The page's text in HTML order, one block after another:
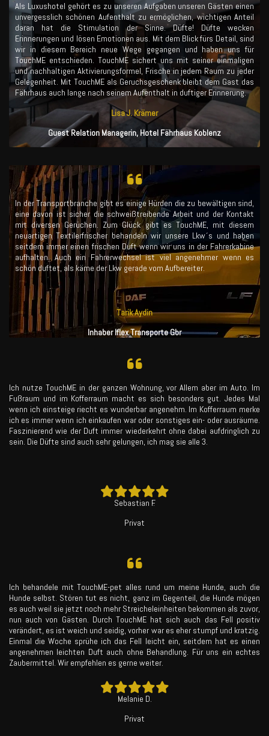
Als Luxushotel gehört es zu unseren Aufgaben unseren Gästen einen
unvergesslich schönen Aufenthalt zu ermöglichen, wichtigen Anteil
daran hat die Stimulation der Sinne. Düfte! Düfte wecken
Erinnerungen und lösen Emotionen aus. Mit dem Blick fürs Detail, sind
wir in diesem Bereich neue Wege gegangen und haben uns für
TouchME entschieden. TouchME sichert uns mit seiner einmaligen
und nachhaltigen Aktivierungsformel, Frische in jedem Raum zu jeder
Gelegenheit. Mit TouchME als Geruchsgeschenk bleibt dem Gast das
Fährhaus auch lange nach seinem Aufenthalt in duftiger Erinnerung.
Lisa J. Krämer
Guest Relation Managerin, Hotel Fährhaus Koblenz
In der Transportbranche gibt es einige Hürden die zu bewältigen sind,
eine davon ist sicher die schweißtreibende Arbeit und der Kontakt
mit diversen Gerüchen. Zum Glück gibt es TouchME, mit diesem
neuartigen Textilerfrischer behandeln wir unsere Lkw´s und haben
seitdem immer einen frischen Duft wenn wir uns in der Fahrerkabine
aufhalten. Auch ein Fahrerwechsel ist viel angenehmer wenn es
schön duftet, als käme der Lkw gerade vom Aufbereiter.
Tarik Aydin
Inhaber Iflex Transporte Gbr
Ich nutze TouchME in der ganzen Wohnung, vor Allem aber im Auto. Im
Fußraum und im Kofferraum macht es sich besonders gut. Jedes Mal
wenn ich einsteige riecht es wunderbar angenehm. Im Kofferraum merke
ich es immer wenn ich einkaufen war oder sonstiges ein- oder ausräume.
Faszinierend wie der Duft immer wiederkehrt ohne dabei aufdringlich zu
sein. Die Düfte sind auch sehr gelungen, ich mag sie alle 3.
Sebastian F.
Privat
Ich behandele mit TouchME-pet alles rund um meine Hunde, auch die
Hunde selbst. Stören tut es nicht, ganz im Gegenteil, die Hunde mögen
es auch weil sie jetzt noch mehr Streicheleinheiten bekommen als zuvor,
nun auch von Gästen. Durch TouchME hat sich auch das Fell positiv
verändert, es ist weich und seidig, vorher war es eher stumpf und kratzig.
Einmal die Woche sprühe ich das Fell leicht ein, seitdem hat es einen
angenehmen leichten Duft auch ohne Behandlung. Für uns ein echtes
Zaubermittel. Wir empfehlen es gerne weiter.
Melanie D.
Privat